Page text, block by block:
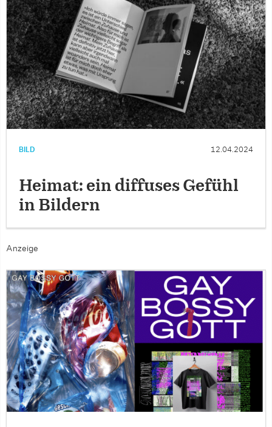
BILD 12.04.2024
Heimat: ein diffuses Gefühl
in Bildern
Anzeige